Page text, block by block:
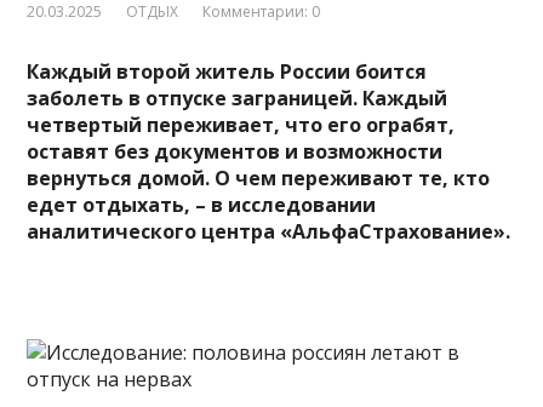
20.03.2025 ОТДЫХ Комментарии: 0
Каждый второй житель России боится
заболеть в отпуске заграницей. Каждый
четвертый переживает, что его ограбят,
оставят без документов и возможности
вернуться домой. О чем переживают те, кто
едет отдыхать, – в исследовании
аналитического центра «АльфаСтрахование».